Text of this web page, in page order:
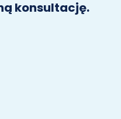
konsultację.